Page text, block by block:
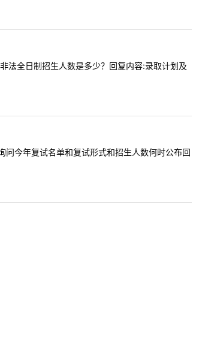
全日制招生人数是多少？回复内容:录取计划及
今年复试名单和复试形式和招生人数何时公布回